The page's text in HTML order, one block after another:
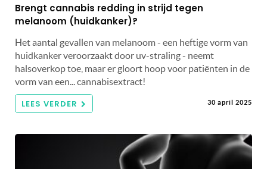
Brengt cannabis redding in strijd tegen
melanoom (huidkanker)?
Het aantal gevallen van melanoom - een heftige vorm van
huidkanker veroorzaakt door uv-straling - neemt
halsoverkop toe, maar er gloort hoop voor patiënten in de
vorm van een... cannabisextract!
LEES VERDER 30 april 2025